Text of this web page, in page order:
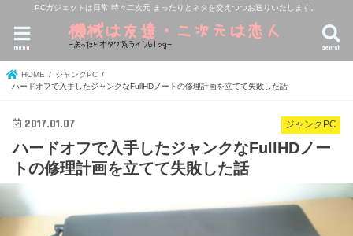
PCガジェットは日常 時々二次元 まったりとネタを交えつつお送りいたします。
search
menu
HOME
ジャンクPC
ハードオフで入手したジャンクなFullHDノートの修理計画を立てて失敗した話
ジャンクPC
2017.01.07
ハードオフで入手したジャンクなFullHDノー
トの修理計画を立てて失敗した話